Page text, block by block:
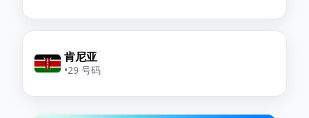
肯尼亚
•29 号码